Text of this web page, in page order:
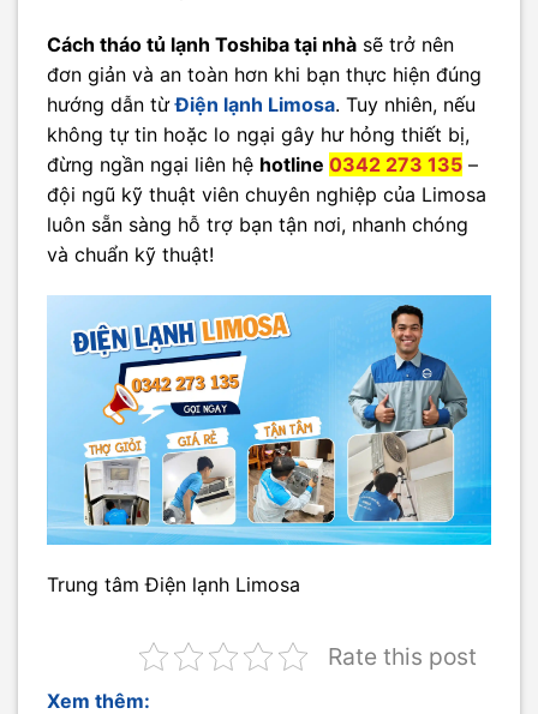
Cách tháo tủ lạnh Toshiba tại nhà sẽ trở nên
đơn giản và an toàn hơn khi bạn thực hiện đúng
hướng dẫn từĐiện lạnh Limosa. Tuy nhiên, nếu
không tự tin hoặc lo ngại gây hư hỏng thiết bị,
đừng ngần ngại liên hệ hotline 0342 273 135 –
đội ngũ kỹ thuật viên chuyên nghiệp của Limosa
luôn sẵn sàng hỗ trợ bạn tận nơi, nhanh chóng
và chuẩn kỹ thuật!
Trung tâm Điện lạnh Limosa
Rate this post
Xem thêm: